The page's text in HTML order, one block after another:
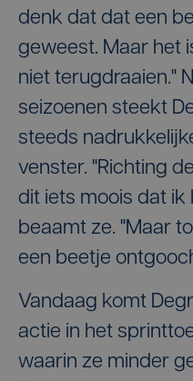
denk dat dat een
geweest. Maar het
niet terugdraaien."
seizoenen steekt
steeds
venster. "Richting
dit iets moois dat ik
beaamt ze. "Maar
een beetje
Vandaag komt
actie in het
waarin ze minder